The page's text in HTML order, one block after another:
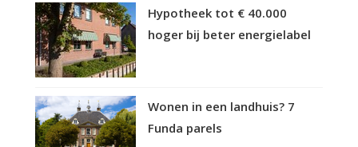
Hypotheek tot € 40.000
hoger bij beter energielabel
Wonen in een landhuis? 7
Funda parels